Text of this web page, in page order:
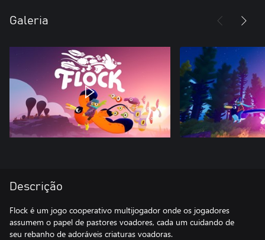
Galeria
Descrição
Flock é um jogo cooperativo multijogador onde os jogadores
assumem o papel de pastores voadores, cada um cuidando de
seu rebanho de adoráveis criaturas voadoras.